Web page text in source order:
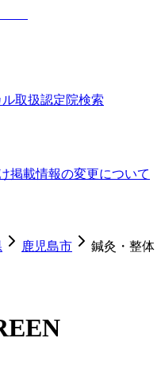
取扱認定院検索
掲載情報の変更について
鹿児島市
鍼灸・整体